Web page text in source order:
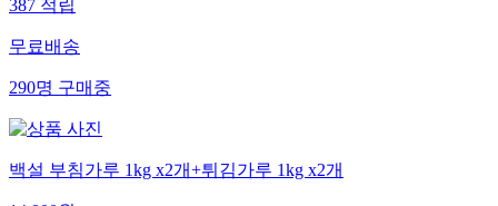
387적립
무료배송
290명구매중
백설 부침가루 1kg x2개+튀김가루 1kg x2개